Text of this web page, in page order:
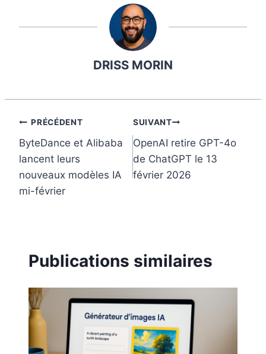
e
k
t
s
t
k
d
n
m
b
l
r
a
i
l
DRISS MORIN
Navigation
de
l’article
PRÉCÉDENT
ByteDance et Alibaba
lancent leurs
nouveaux modèles IA
mi-février
SUIVANT
OpenAI retire GPT-4o
de ChatGPT le 13
février 2026
Publications similaires